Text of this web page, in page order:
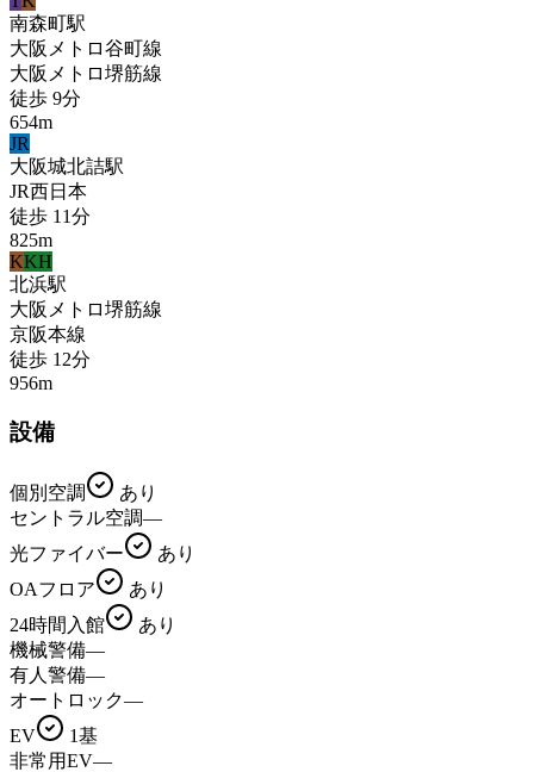
南森町駅
大阪メトロ谷町線
大阪メトロ堺筋線
徒歩 9分
654m
JR
大阪城北詰駅
JR西日本
徒歩 11分
825m
KKH
北浜駅
大阪メトロ堺筋線
京阪本線
徒歩 12分
956m
設備
個別空調
あり
セントラル空調—
光ファイバー
あり
OAフロア
あり
24時間入館
あり
機械警備—
有人警備—
オートロック—
EV
1基
非常用EV—